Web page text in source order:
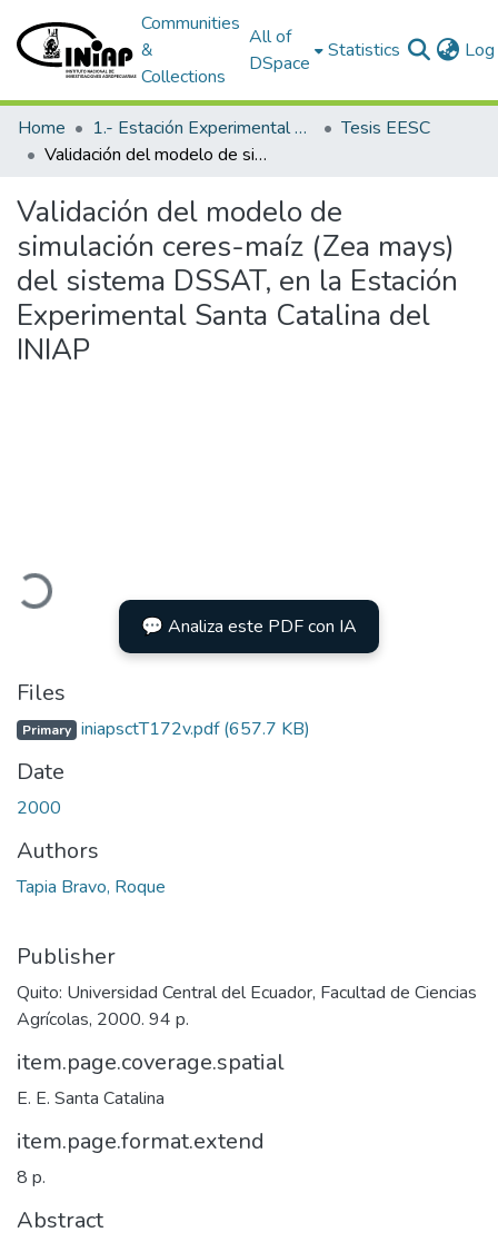
Communities
&
Collections
All of
DSpace
Statistics
Home 1.- Estación Experimental Santa Catalina
Tesis EESC
Validación del modelo de simulación ceres-maíz (Zea mays) del sistema DSSAT, en la Estación Experimental Santa Catalina del INIAP
Validación del modelo de
simulación ceres-maíz (Zea mays)
del sistema DSSAT, en la Estación
Experimental Santa Catalina del
INIAP
Loading...
💬 Analiza este PDF con IA
Files
Primary iniapsctT172v.pdf(657.7 KB)
Date
2000
Authors
Tapia Bravo, Roque
Publisher
Quito: Universidad Central del Ecuador, Facultad de Ciencias
Agrícolas, 2000. 94 p.
item.page.coverage.spatial
E. E. Santa Catalina
item.page.format.extend
8 p.
Abstract